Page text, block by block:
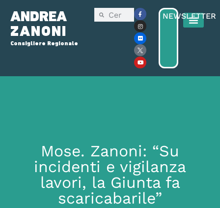
ANDREA
ZANONI
Consigliere Regionale
NEWSLETTER
Mose. Zanoni: “Su
incidenti e vigilanza
lavori, la Giunta fa
scaricabarile”